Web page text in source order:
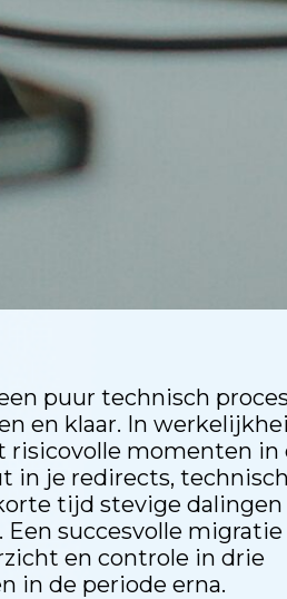
puur technisch
en klaar. In
risicovolle momenten in
in je redirects,
tijd stevige dalingen
Een succesvolle migratie
en controle in drie
in de periode erna.